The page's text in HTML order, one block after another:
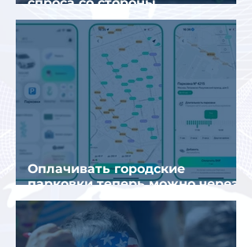
иностранных туристов
Оплачивать городские
парковки теперь можно через
Яндекс Go и «Заправки»